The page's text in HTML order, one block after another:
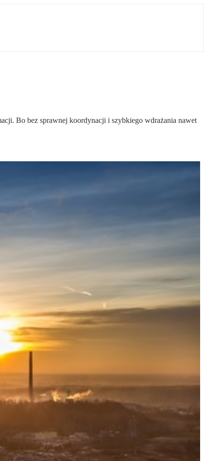
Bo bez sprawnej koordynacji i szybkiego wdrażania nawet